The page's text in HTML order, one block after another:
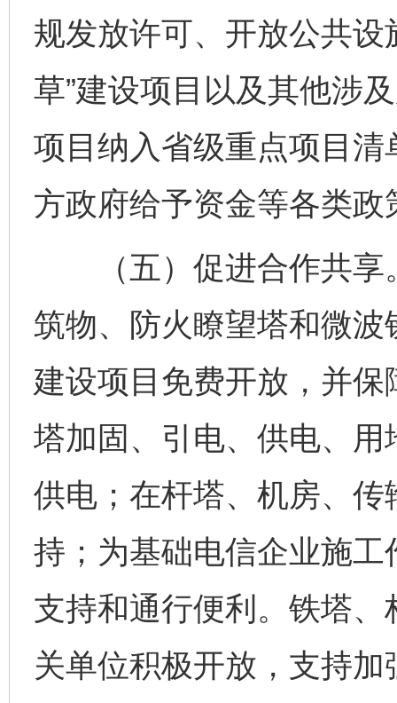
规发放许可、开放公共设
草”建设项目以及其他涉
项目纳入省级重点项目
方政府给予资金等各类政
（五）促进合作共享
筑物、防火瞭望塔和微
建设项目免费开放，并
塔加固、引电、供电、
供电；在杆塔、机房、
持；为基础电信企业施
支持和通行便利。铁塔
关单位积极开放，支持